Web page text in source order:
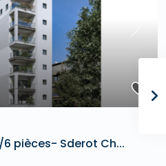
pièces- Sderot Ch...